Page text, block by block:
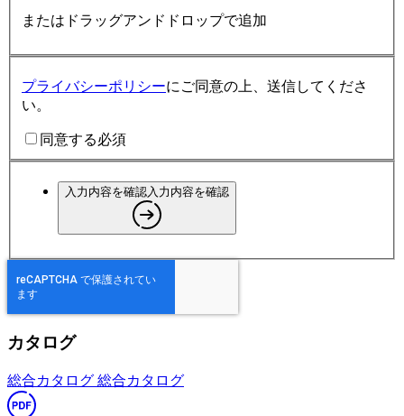
またはドラッグアンドドロップで追加
プライバシーポリシーにご同意の上、送信してくださ
い。
同意する必須
入力内容を確認入力内容を確認
カタログ
総合カタログ 総合カタログ